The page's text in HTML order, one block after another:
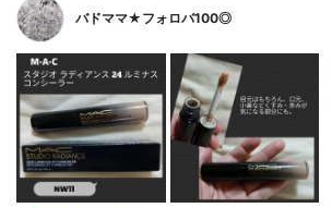
バドママ★フォロバ100◎